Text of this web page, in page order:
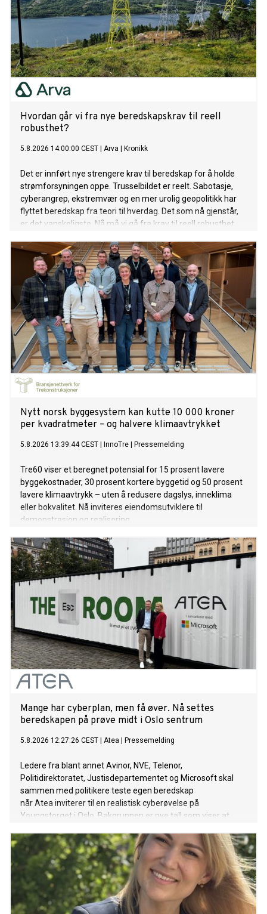
Hvordan går vi fra nye beredskapskrav til reell
robusthet?
5.8.2026 14:00:00 CEST Arva Kronikk
Det er innført nye strengere krav til beredskap for å holde
strømforsyningen oppe. Trusselbildet er reelt. Sabotasje,
cyberangrep, ekstremvær og en mer urolig geopolitikk har
flyttet beredskap fra teori til hverdag. Det som nå gjenstår,
er det vanskeligste. Nå må vi gå fra krav til reell robusthet.
Nytt norsk byggesystem kan kutte 10 000 kroner
per kvadratmeter – og halvere klimaavtrykket
5.8.2026 13:39:44 CEST InnoTre Pressemelding
Tre60 viser et beregnet potensial for 15 prosent lavere
byggekostnader, 30 prosent kortere byggetid og 50 prosent
lavere klimaavtrykk – uten å redusere dagslys, inneklima
eller bokvalitet. Nå inviteres eiendomsutviklere til
demonstrasjon og realisering.
Mange har cyberplan, men få øver. Nå settes
beredskapen på prøve midt i Oslo sentrum
5.8.2026 12:27:26 CEST Atea Pressemelding
Ledere fra blant annet Avinor, NVE, Telenor,
Politidirektoratet, Justisdepartementet og Microsoft skal
sammen med politikere teste egen beredskap
når Atea inviterer til en realistisk cyberøvelse på
Youngstorget i Oslo. Bakgrunnen er nye tall som viser at
cyberangrep, men få trener på dem.